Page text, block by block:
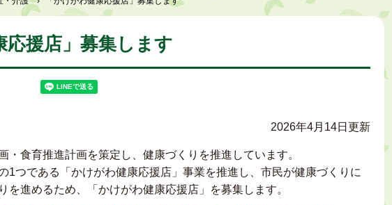
応援店」募集します
2026年4月14日更新
・食育推進計画を策定し、健康づくりを推進しています。
1つである「かけがわ健康応援店」事業を推進し、市民が健康づくりに
を進めるため、「かけがわ健康応援店」を募集します。